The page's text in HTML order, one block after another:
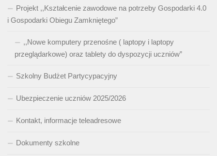
Projekt ,,Kształcenie zawodowe na potrzeby Gospodarki 4.0
i Gospodarki Obiegu Zamkniętego”
,,Nowe komputery przenośne ( laptopy i laptopy
przeglądarkowe) oraz tablety do dyspozycji uczniów”
Szkolny Budżet Partycypacyjny
Ubezpieczenie uczniów 2025/2026
Kontakt, informacje teleadresowe
Dokumenty szkolne